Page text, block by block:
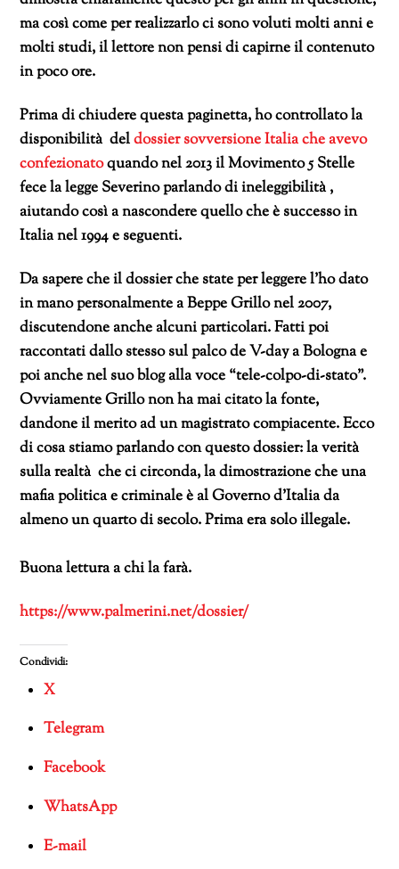
ma così come per realizzarlo ci sono voluti molti anni e
molti studi, il lettore non pensi di capirne il contenuto
in poco ore.
Prima di chiudere questa paginetta, ho controllato la
disponibilità deldossier sovversione Italia che avevo
confezionatoquando nel 2013 il Movimento 5 Stelle
fece la legge Severino parlando di ineleggibilità ,
aiutando così a nascondere quello che è successo in
Italia nel 1994 e seguenti.
Da sapere che il dossier che state per leggere l’ho dato
in mano personalmente a Beppe Grillo nel 2007,
discutendone anche alcuni particolari. Fatti poi
raccontati dallo stesso sul palco de V-day a Bologna e
poi anche nel suo blog alla voce “tele-colpo-di-stato”.
Ovviamente Grillo non ha mai citato la fonte,
dandone il merito ad un magistrato compiacente. Ecco
di cosa stiamo parlando con questo dossier: la verità
sulla realtà che ci circonda, la dimostrazione che una
mafia politica e criminale è al Governo d’Italia da
almeno un quarto di secolo. Prima era solo illegale.
Buona lettura a chi la farà.
https://www.palmerini.net/dossier/
Condividi:
X
Telegram
Facebook
WhatsApp
E-mail